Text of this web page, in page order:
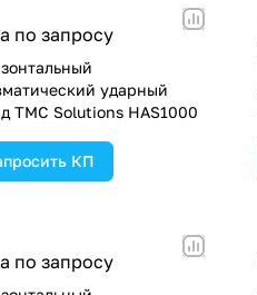
по запросу
ударный
TMC Solutions HAS1000
КП
по запросу